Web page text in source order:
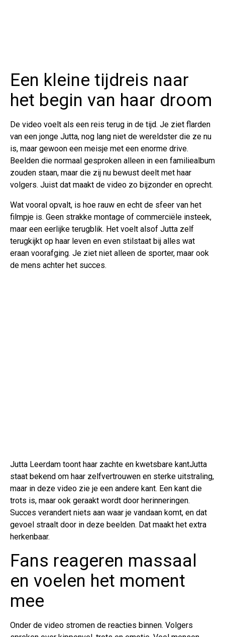
Een kleine tijdreis naar
het begin van haar droom
De video voelt als een reis terug in de tijd. Je ziet flarden
van een jonge Jutta, nog lang niet de wereldster die ze nu
is, maar gewoon een meisje met een enorme drive.
Beelden die normaal gesproken alleen in een familiealbum
zouden staan, maar die zij nu bewust deelt met haar
volgers. Juist dat maakt de video zo bijzonder en oprecht.
Wat vooral opvalt, is hoe rauw en echt de sfeer van het
filmpje is. Geen strakke montage of commerciële insteek,
maar een eerlijke terugblik. Het voelt alsof Jutta zelf
terugkijkt op haar leven en even stilstaat bij alles wat
eraan voorafging. Je ziet niet alleen de sporter, maar ook
de mens achter het succes.
Jutta Leerdam toont haar zachte en kwetsbare kantJutta
staat bekend om haar zelfvertrouwen en sterke uitstraling,
maar in deze video zie je een andere kant. Een kant die
trots is, maar ook geraakt wordt door herinneringen.
Succes verandert niets aan waar je vandaan komt, en dat
gevoel straalt door in deze beelden. Dat maakt het extra
herkenbaar.
Fans reageren massaal
en voelen het moment
mee
Onder de video stromen de reacties binnen. Volgers